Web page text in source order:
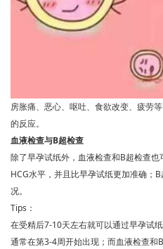
房胀痛、恶心、呕吐、食欲改变、疲劳
的反应。
血液检查与B超检查
除了早孕试纸外，血液检查和B超检查
HCG水平，并且比早孕试纸更加准确；
况。
Tips：
在受精后7-10天左右就可以通过早孕试
通常在第3-4周开始出现；而血液检查和